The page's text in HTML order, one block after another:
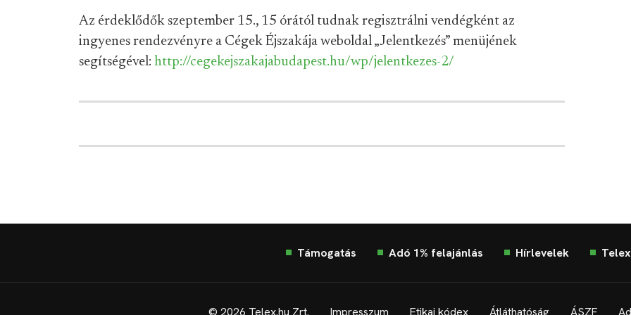
Az érdeklődők szeptember 15., 15 órától tudnak regisztrálni vendégként az
ingyenes rendezvényre a Cégek Éjszakája weboldal „Jelentkezés” menüjének
segítségével: http://cegekejszakajabudapest.hu/wp/jelentkezes-2/
Támogatás Adó 1% felajánlás Hírlevelek
© 2026 Telex.hu Zrt. Impresszum Etikai kódex Átláthatóság ÁSZF